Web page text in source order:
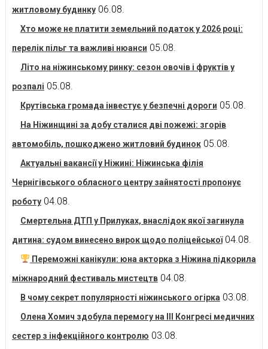
житловому будинку 06.08.
Хто може не платити земельний податок у 2026 році:
перелік пільг та важливі нюанси 05.08.
Літо на ніжинському ринку: сезон овочів і фруктів у
розпалі 05.08.
Крутівська громада інвестує у безпечні дороги 05.08.
На Ніжинщині за добу сталися дві пожежі: згорів
автомобіль, пошкоджено житловий будинок 05.08.
Актуальні вакансії у Ніжині: Ніжинська філія
Чернігівського обласного центру зайнятості пропонує
роботу 04.08.
Смертельна ДТП у Прилуках, внаслідок якої загинула
дитина: судом винесено вирок щодо поліцейської 04.08.
Переможні канікули: юна акторка з Ніжина підкорила
міжнародний фестиваль мистецтв 04.08.
В чому секрет популярності ніжинського огірка 03.08.
Олена Хомич здобула перемогу на ІІІ Конгресі медичних
сестер з інфекційного контролю 03.08.